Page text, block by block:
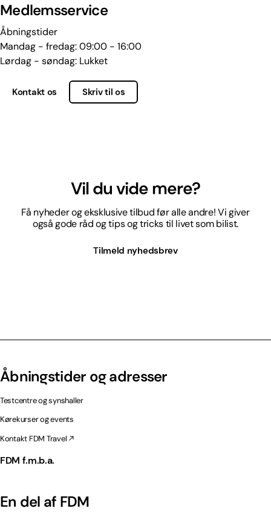
Medlemsservice
Åbningstider
Mandag - fredag: 09:00 - 16:00
Lørdag - søndag: Lukket
Kontakt os Skriv til os
Vil du vide mere?
Få nyheder og eksklusive tilbud før alle andre! Vi giver
også gode råd og tips og tricks til livet som bilist.
Tilmeld nyhedsbrev
Åbningstider og adresser
Testcentre og synshaller
Kørekurser og events
Kontakt FDM Travel
FDM f.m.b.a.
En del af FDM